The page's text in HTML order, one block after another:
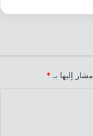
إليها بـ *